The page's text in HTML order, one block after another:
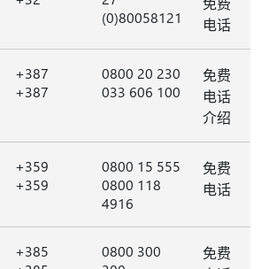
(0)80058121
电话
+387
+387
0800 20 230
033 606 100
免费
电话
介绍
+359
+359
0800 15 555
0800 118
4916
免费
电话
+385
0800 300
免费